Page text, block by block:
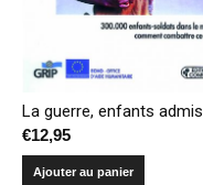
La guerre, enfants admis
€12,95
Ajouter au panier